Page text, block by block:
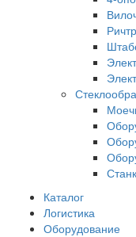
Каталог
Логистика
Оборудование